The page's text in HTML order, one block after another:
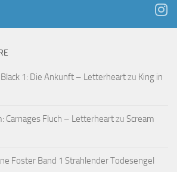
1: Die Ankunft – Letterheartzu King in
Carnages Fluch – Letterheartzu Scream
Foster Band 1 Strahlender Todesengel